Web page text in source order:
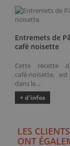
Entremets de
café noisette
Cette recette
café-noisette,
dans le...
+ d'infos
LES
ONT